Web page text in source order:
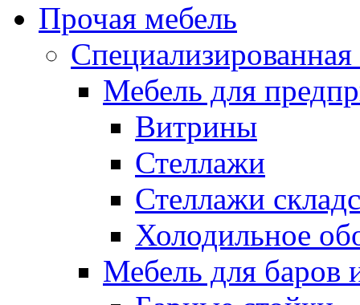
Прочая мебель
Специализированная
Мебель для
Витрины
Стеллажи
Стеллажи
Холодильное
Мебель для баров